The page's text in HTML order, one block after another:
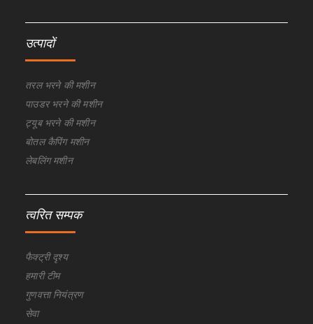
उत्पादों
तरल भरने की मशीन
पाउडर भरने की मशीन
ट्यूब भरने की मशीन
बोतल कैपिंग मशीन
लेबलिंग मशीन
त्वरित सम्पक
फैक्ट्री दृश्य
हमारी टीम
गुणवत्ता नियंत्रण
सेवा